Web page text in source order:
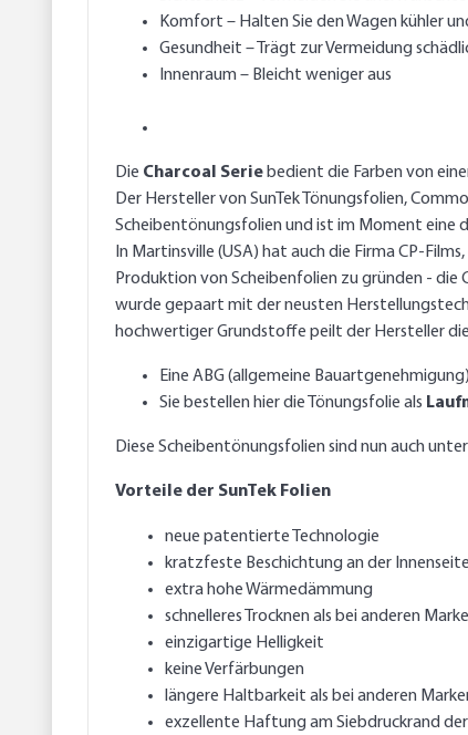
Komfort – Halten Sie den Wagen kühler
Gesundheit – Trägt zur Vermeidung
Innenraum – Bleicht weniger aus
Die Charcoal Serie bedient die Farben von
Der Hersteller von SunTek Tönungsfolien,
Scheibentönungsfolien und ist im Moment eine
In Martinsville (USA) hat auch die Firma CP-
Produktion von Scheibenfolien zu gründen -
wurde gepaart mit der neusten
hochwertiger Grundstoffe peilt der Hersteller
Eine ABG (allgemeine Bauartgenehmigung)
Sie bestellen hier die Tönungsfolie als
Diese Scheibentönungsfolien sind nun auch
Vorteile der SunTek Folien
neue patentierte Technologie
kratzfeste Beschichtung an der Innenseite
extra hohe Wärmedämmung
schnelleres Trocknen als bei anderen
einzigartige Helligkeit
keine Verfärbungen
längere Haltbarkeit als bei anderen
exzellente Haftung am Siebdruckrand der